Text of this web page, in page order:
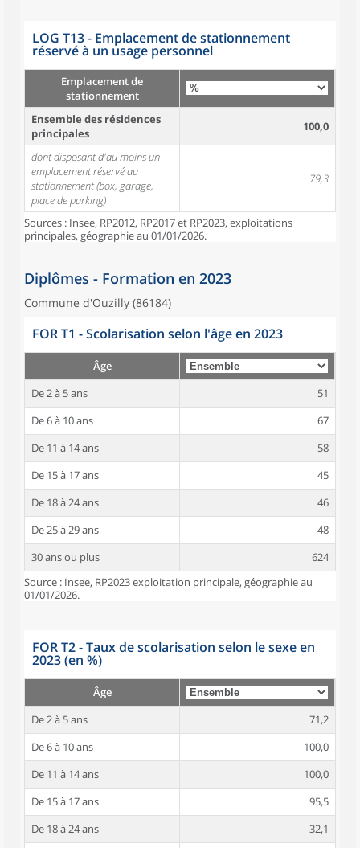
LOG T13 - Emplacement de stationnement
réservé à un usage personnel
Emplacement de
stationnement
Ensemble des résidences
principales
100,0
dont disposant d'au moins un
emplacement réservé au
stationnement (box, garage,
place de parking)
79,3
Sources : Insee, RP2012, RP2017 et RP2023, exploitations
principales, géographie au 01/01/2026.
Diplômes - Formation en 2023
Commune d'Ouzilly (86184)
FOR T1 - Scolarisation selon l'âge en 2023
Âge
De 2 à 5 ans
51
De 6 à 10 ans
67
De 11 à 14 ans
58
De 15 à 17 ans
45
De 18 à 24 ans
46
De 25 à 29 ans
48
30 ans ou plus
624
Source : Insee, RP2023 exploitation principale, géographie au
01/01/2026.
FOR T2 - Taux de scolarisation selon le sexe en
2023 (en %)
Âge
De 2 à 5 ans
71,2
De 6 à 10 ans
100,0
De 11 à 14 ans
100,0
De 15 à 17 ans
95,5
De 18 à 24 ans
32,1